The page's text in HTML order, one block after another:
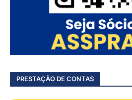
PRESTAÇÃO DE CONTAS